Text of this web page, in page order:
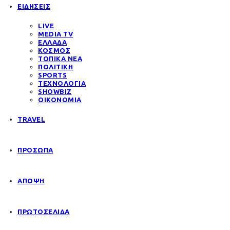
ΕΙΔΗΣΕΙΣ
LIVE
MEDIA TV
ΕΛΛΑΔΑ
ΚΟΣΜΟΣ
ΤΟΠΙΚΑ ΝΕΑ
ΠΟΛΙΤΙΚΗ
SPORTS
ΤΕΧΝΟΛΟΓΙΑ
SHOWBIZ
ΟΙΚΟΝΟΜΙΑ
TRAVEL
ΠΡΟΣΩΠΑ
ΑΠΟΨΗ
ΠΡΩΤΟΣΕΛΙΔΑ